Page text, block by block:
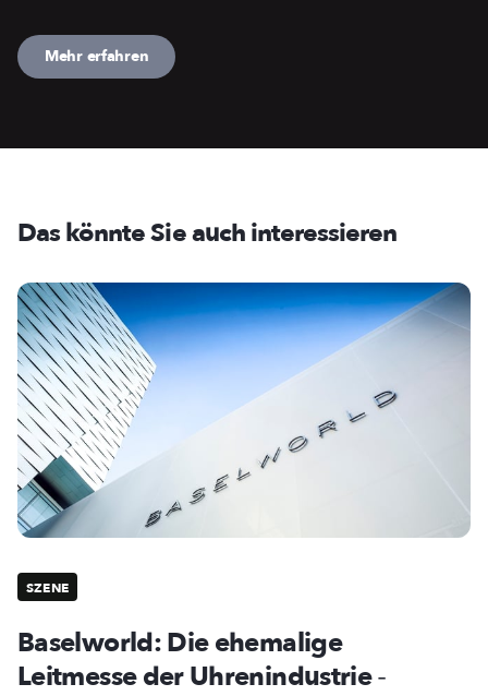
Mehr erfahren
Das könnte Sie auch interessieren
SZENE
Baselworld: Die ehemalige
Leitmesse der Uhrenindustrie -